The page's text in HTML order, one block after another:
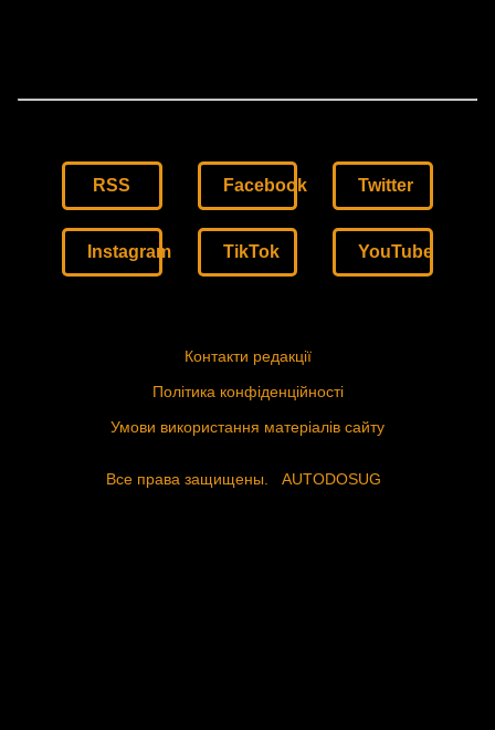
RSS Facebook Twitter
Instagram TikTok YouTube
Контакти редакції
Політика конфіденційності
Умови використання матеріалів сайту
Все права защищены. AUTODOSUG